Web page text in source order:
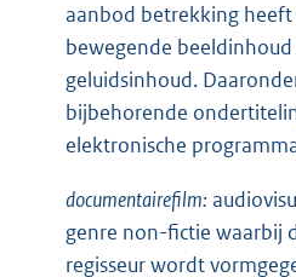
aanbod betrekking
bewegende
geluidsinhoud.
bijbehorende
elektronische
documentairefilm:
genre non-fictie waarbij
regisseur wordt